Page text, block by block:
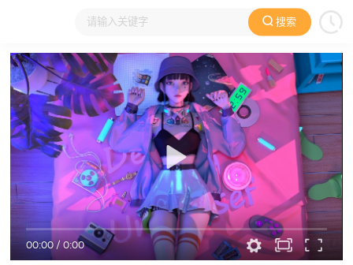
搜索
大家在看 日本动漫 国产动漫 欧美动漫 动漫电影
00:00/0:00